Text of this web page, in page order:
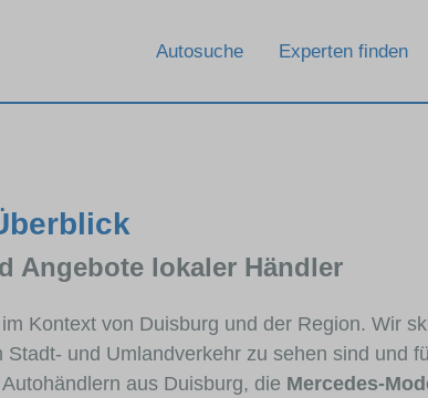
Autosuche Experten finden
Angebote lokaler Händler
Kontext von Duisburg und der Region. Wir
und Umlandverkehr zu sehen sind und
aus Duisburg, die Mercedes-